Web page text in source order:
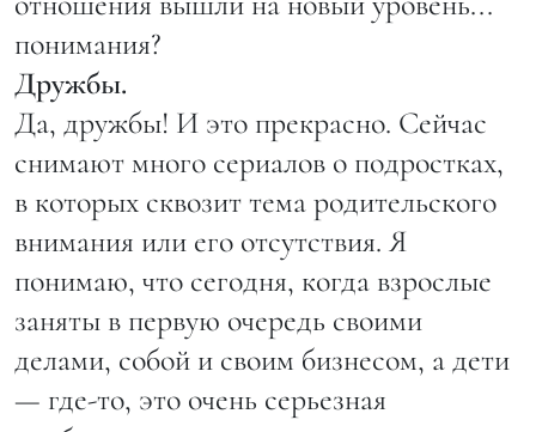
понимания?
Дружбы.
Да, дружбы! И это прекрасно. Сейчас
снимают много сериалов о подростках,
в которых сквозит тема родительского
внимания или его отсутствия. Я
понимаю, что сегодня, когда взрослые
заняты в первую очередь своими
делами, собой и своим бизнесом, а дети
— где-то, это очень серьезная